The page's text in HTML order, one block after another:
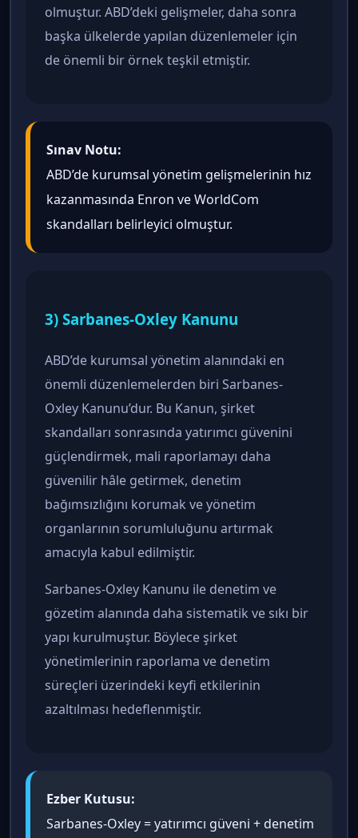
olmuştur. ABD’deki gelişmeler, daha sonra
başka ülkelerde yapılan düzenlemeler için
de önemli bir örnek teşkil etmiştir.
Sınav Notu:
ABD’de kurumsal yönetim gelişmelerinin hız
kazanmasında Enron ve WorldCom
skandalları belirleyici olmuştur.
3) Sarbanes-Oxley Kanunu
ABD’de kurumsal yönetim alanındaki en
önemli düzenlemelerden biri Sarbanes-
Oxley Kanunu’dur. Bu Kanun, şirket
skandalları sonrasında yatırımcı güvenini
güçlendirmek, mali raporlamayı daha
güvenilir hâle getirmek, denetim
bağımsızlığını korumak ve yönetim
organlarının sorumluluğunu artırmak
amacıyla kabul edilmiştir.
Sarbanes-Oxley Kanunu ile denetim ve
gözetim alanında daha sistematik ve sıkı bir
yapı kurulmuştur. Böylece şirket
yönetimlerinin raporlama ve denetim
süreçleri üzerindeki keyfi etkilerinin
azaltılması hedeflenmiştir.
Ezber Kutusu:
Sarbanes-Oxley = yatırımcı güveni + denetim